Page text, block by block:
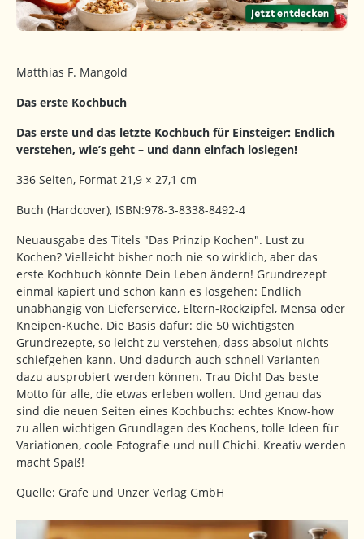
Matthias F. Mangold
Das erste Kochbuch
Das erste und das letzte Kochbuch für Einsteiger: Endlich
verstehen, wie’s geht – und dann einfach loslegen!
336 Seiten, Format 21,9 × 27,1 cm
Buch (Hardcover), ISBN:978-3-8338-8492-4
Neuausgabe des Titels "Das Prinzip Kochen". Lust zu
Kochen? Vielleicht bisher noch nie so wirklich, aber das
erste Kochbuch könnte Dein Leben ändern! Grundrezept
einmal kapiert und schon kann es losgehen: Endlich
unabhängig von Lieferservice, Eltern-Rockzipfel, Mensa oder
Kneipen-Küche. Die Basis dafür: die 50 wichtigsten
Grundrezepte, so leicht zu verstehen, dass absolut nichts
schiefgehen kann. Und dadurch auch schnell Varianten
dazu ausprobiert werden können. Trau Dich! Das beste
Motto für alle, die etwas erleben wollen. Und genau das
sind die neuen Seiten eines Kochbuchs: echtes Know-how
zu allen wichtigen Grundlagen des Kochens, tolle Ideen für
Variationen, coole Fotografie und null Chichi. Kreativ werden
macht Spaß!
Quelle: Gräfe und Unzer Verlag GmbH